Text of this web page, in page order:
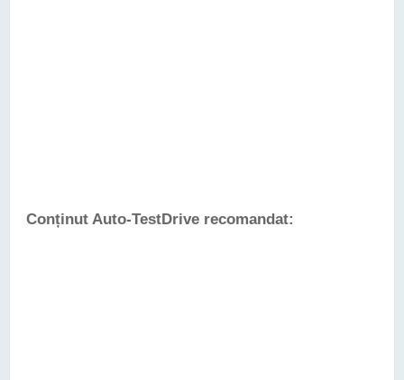
Conținut Auto-TestDrive recomandat: